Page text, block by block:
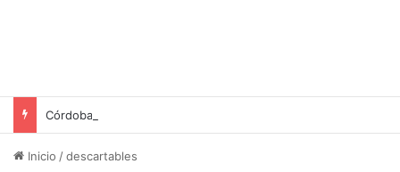
Inicio /descartables